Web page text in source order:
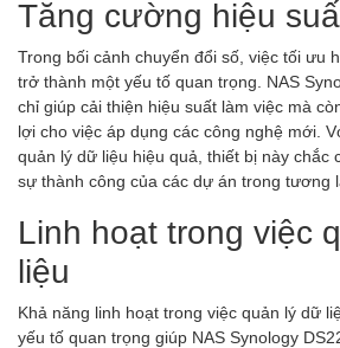
Tăng cường hiệu
Trong bối cảnh chuyển đổi số, việc tối ưu
trở thành một yếu tố quan trọng. NAS
chỉ giúp cải thiện hiệu suất làm việc mà
lợi cho việc áp dụng các công nghệ mới.
quản lý dữ liệu hiệu quả, thiết bị này chắc
sự thành công của các dự án trong tương
Linh hoạt trong việc
liệu
Khả năng linh hoạt trong việc quản lý dữ
yếu tố quan trọng giúp NAS Synology